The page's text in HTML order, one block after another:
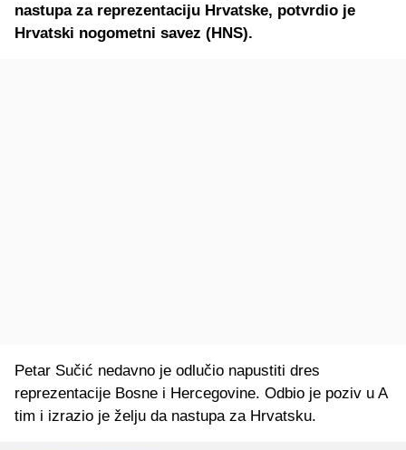
nastupa za reprezentaciju Hrvatske, potvrdio je
Hrvatski nogometni savez (HNS).
Petar Sučić nedavno je odlučio napustiti dres
reprezentacije Bosne i Hercegovine. Odbio je poziv u A
tim i izrazio je želju da nastupa za Hrvatsku.